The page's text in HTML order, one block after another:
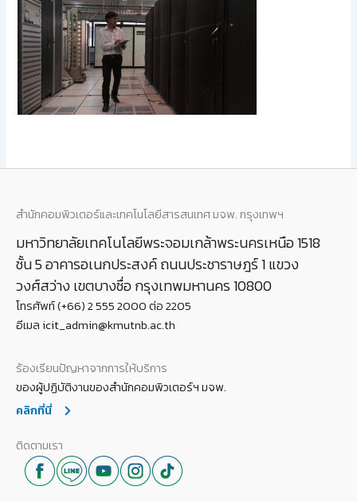
สำนักคอมพิวเตอร์และเทคโนโลยีสารสนเทศ มจพ. กรุงเทพฯ
มหาวิทยาลัยเทคโนโลยีพระจอมเกล้าพระนครเหนือ 1518
ชั้น 5 อาคารอเนกประสงค์ ถนนประชาราษฎร์ 1 แขวง
วงศ์สว่าง เขตบางซื่อ กรุงเทพมหานคร 10800
โทรศัพท์ (+66) 2 555 2000 ต่อ 2205
อีเมล icit_admin@kmutnb.ac.th
ร้องเรียนปัญหาจากการให้บริการ
ของผู้ปฏิบัติงานของสำนักคอมพิวเตอร์ฯ มจพ.
คลิกที่นี่
ติดตามเรา